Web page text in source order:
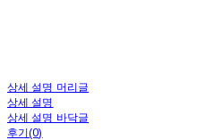
상세 설명 머리글
상세 설명
상세 설명 바닥글
후기(0)